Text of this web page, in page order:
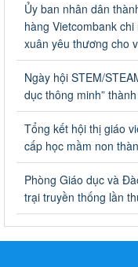
Về việc thống kê, lập
bổng, hỗ trợ của
học 2023-2024
Về việc thống kê, lập
hỗ trợ của Chương
2024
Triển khai Kế hoạch
phong trào vệ sinh
năm 2023
Triển khai Kế hoạch
trào vệ sinh yêu nước
Ủy ban nhân dân
hàng Vietcombank
xuân yêu thương cho
Ngày hội STEM/
dục thông minh”
Tổng kết hội thị giáo
cấp học mầm non
Phòng Giáo dục và
trại truyền thống lần